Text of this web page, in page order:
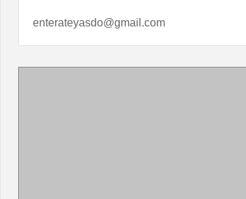
enterateyasdo@gmail.com